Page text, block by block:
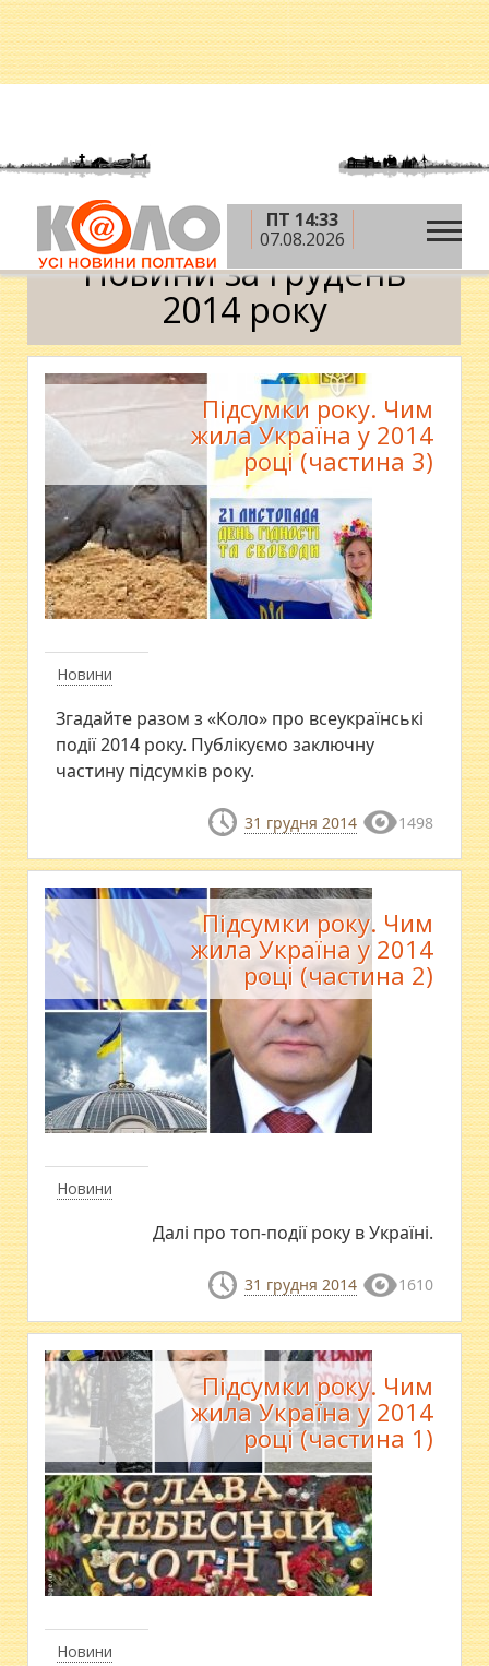
ПТ 14:33
07.08.2026
Головна » 2014 рік » грудень Календар
Новини за грудень
2014 року
Новини
Підсумки року. Чим
жила Україна у 2014
році (частина 3)
Згадайте разом з «Коло» про всеукраїнські
події 2014 року. Публікуємо заключну
частину підсумків року.
31 грудня 2014 1498
Новини
Підсумки року. Чим
жила Україна у 2014
році (частина 2)
Далі про топ-події року в Україні.
31 грудня 2014 1610
Новини
Підсумки року. Чим
жила Україна у 2014
році (частина 1)